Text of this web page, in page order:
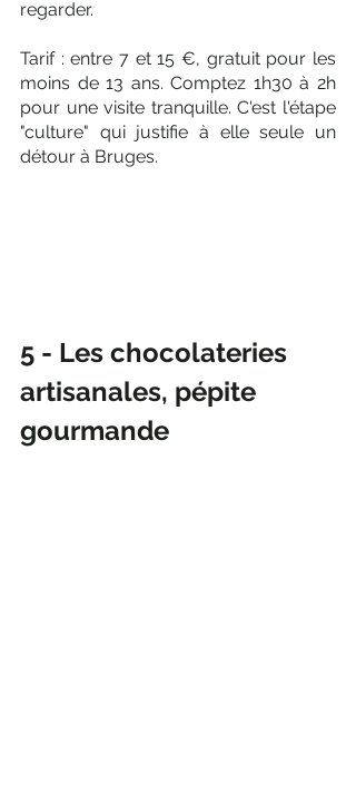
regarder.
Tarif : entre 7 et 15 €, gratuit pour les
moins de 13 ans. Comptez 1h30 à 2h
pour une visite tranquille. C'est l'étape
"culture" qui justifie à elle seule un
détour à Bruges.
5 - Les chocolateries
artisanales, pépite
gourmande